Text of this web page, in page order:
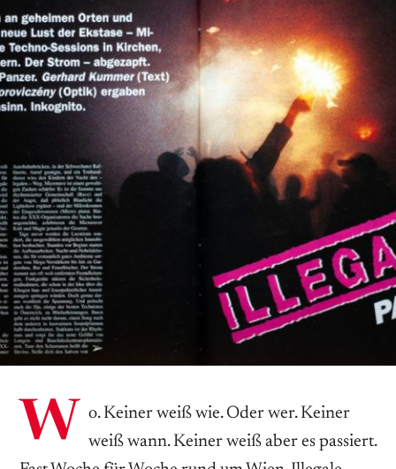
W
o. Keiner weiß wie. Oder wer. Keiner
weiß wann. Keiner weiß aber es passiert.